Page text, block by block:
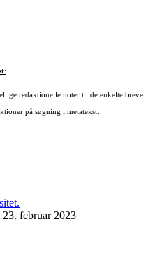
:
redaktionelle noter til de enkelte breve.
på søgning i metatekst.
23. februar 2023